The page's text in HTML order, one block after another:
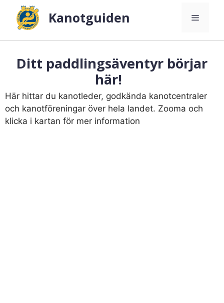
Hoppa
innehåll
Kanotguiden Meny
Ditt paddlingsäventyr börjar
här!
Här hittar du kanotleder, godkända kanotcentraler
och kanotföreningar över hela landet. Zooma och
klicka i kartan för mer information